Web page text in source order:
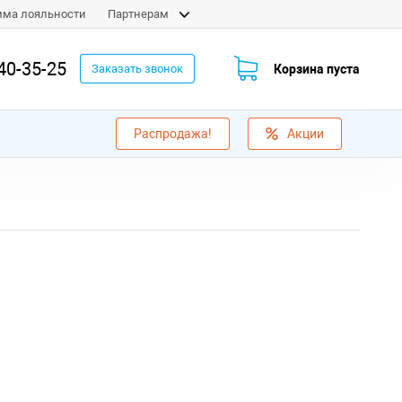
лояльности Партнерам
35-25 Заказать звонок Корзина пуста
Распродажа! Акции